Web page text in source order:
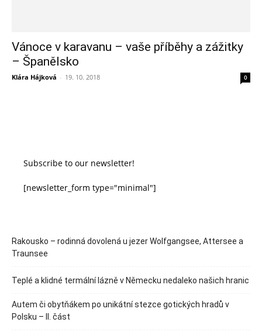
Vánoce v karavanu – vaše příběhy a zážitky
– Španělsko
Klára Hájková - 19. 10. 2018 0
Subscribe to our newsletter!
[newsletter_form type="minimal"]
Rakousko – rodinná dovolená u jezer Wolfgangsee, Attersee a
Traunsee
Teplé a klidné termální lázně v Německu nedaleko našich hranic
Autem či obytňákem po unikátní stezce gotických hradů v
Polsku – II. část